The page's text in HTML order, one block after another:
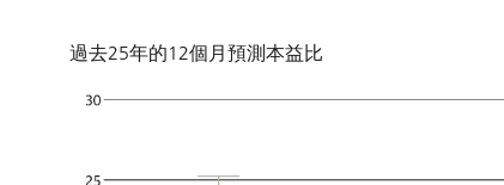
過去25年的12個月預測本益比